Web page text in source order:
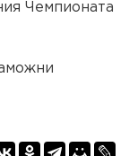
Чемпионата